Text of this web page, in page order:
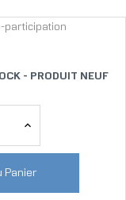
participation
- PRODUIT NEUF
Panier